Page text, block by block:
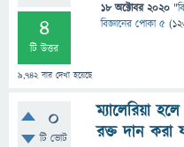
4
টি উত্তর
9,742বার দেখা হয়েছে
18 অক্টোবর 2020 "
বিজ্ঞানের পোকা ৫ (
0
টি ভোট
ম্যালেরিয়া
রক্ত দান করা